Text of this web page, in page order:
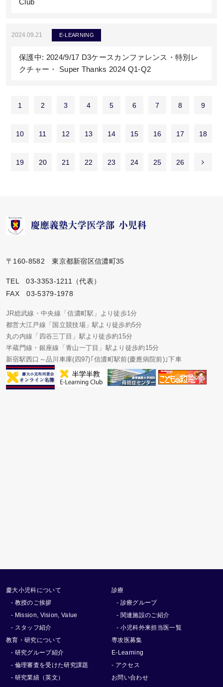
Club
2024.09.21 E-LEARNING
保護中: 2024/9/17 D3ケースカンファレンス・特別レ
クチャー・ Super Thanks 2024 Q1-Q2
1 2 3 4 5 6 7 8 9
10 11 12 13 14 15 16 17 18
19 20 21 22 23 24 25 26
〒160-8582 東京都新宿区信濃町35
TEL 03-3353-1211（代表）
FAX 03-5379-1978
JR総武線・中央線「信濃町駅」より徒歩1分
都営大江戸線「国立競技場」駅より徒歩約5分
丸の内線「四谷三丁目」駅より徒歩約15分
半蔵門線・銀座線「青山一丁目」駅より徒歩約15分
新宿駅西口～品川車庫(四97)｢信濃町駅前(慶應病院前)｣下車
慶大小児科について
- 教授のご挨拶
- Mission, Vision, Value
- スタッフ紹介
診療
- 診療グループ
- 関連施設のご紹介
- 小児科外来担当医一覧
教育・研究について
- 研究グループ紹介
- 倫理審査を受けた研究課題
- 研究業績（英文）
専攻医募集
E-Learning
- アクセス
お問い合わせ